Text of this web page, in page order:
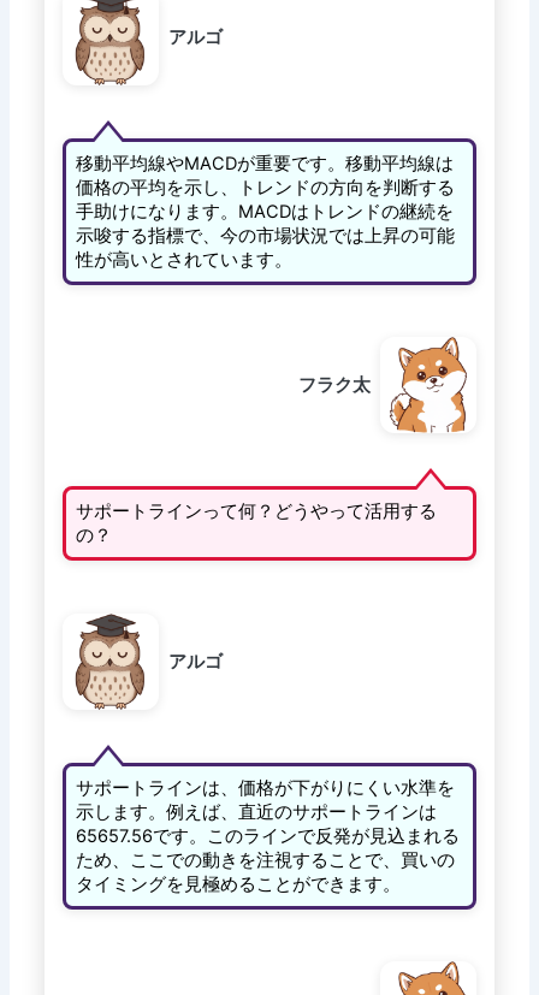
アルゴ
移動平均線やMACDが重要です。移動平均線は
価格の平均を示し、トレンドの方向を判断する
手助けになります。MACDはトレンドの継続を
示唆する指標で、今の市場状況では上昇の可能
性が高いとされています。
フラク太
サポートラインって何？どうやって活用する
の？
アルゴ
サポートラインは、価格が下がりにくい水準を
示します。例えば、直近のサポートラインは
65657.56です。このラインで反発が見込まれる
ため、ここでの動きを注視することで、買いの
タイミングを見極めることができます。